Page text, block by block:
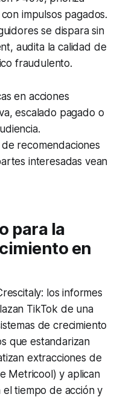
impulsos pagados.
se dispara sin
audita la calidad de
fraudulento.
en acciones
escalado pagado o
de recomendaciones
interesadas vean
para la
en
los informes
TikTok de una
de crecimiento
que estandarizan
extracciones de
Metricool) y aplican
tiempo de acción y